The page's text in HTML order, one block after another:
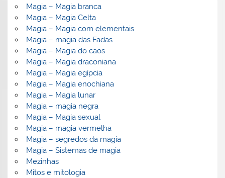
Magia – Magia branca
Magia – Magia Celta
Magia – Magia com elementais
Magia – magia das Fadas
Magia – Magia do caos
Magia – Magia draconiana
Magia – Magia egípcia
Magia – Magia enochiana
Magia – Magia lunar
Magia – magia negra
Magia – Magia sexual
Magia – magia vermelha
Magia – segredos da magia
Magia – Sistemas de magia
Mezinhas
Mitos e mitologia